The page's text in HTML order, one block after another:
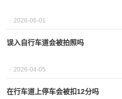
2026-06-01
误入自行车道会被拍照吗
2026-04-05
在行车道上停车会被扣12分吗